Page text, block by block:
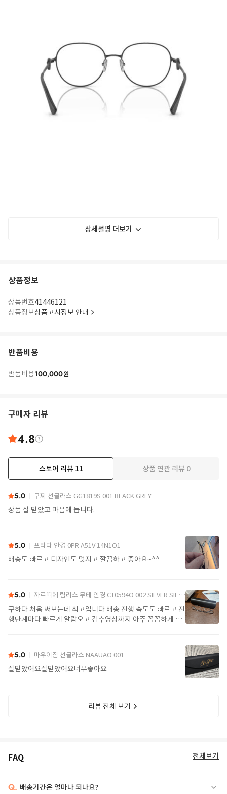
상세설명 더보기
상품정보
상품번호41446121
상품정보상품고시정보 안내
반품비용
반품비용100,000원
구매자 리뷰
4.8
스토어 리뷰 11 상품 연관 리뷰 0
5.0 구찌 선글라스 GG1819S 001 BLACK GREY
상품 잘 받았고 마음에 듭니다.
5.0 프라다 안경 0PR A51V 14N1O1
배송도 빠르고 디자인도 멋지고 깔끔하고 좋아요~^^
5.0 까르띠에 림리스 무테 안경 CT0594O 002 SILVER SILVER TRANSPARENT
구하다 처음 써보는데 최고입니다 배송 진행 속도도 빠르고 진
행단계마다 빠르게 알람오고 검수영상까지 아주 꼼꼼하게 찍
5.0 마우이짐 선글라스 NAAUAO 001
잘받았어요잘받았어요너무좋아요
리뷰 전체 보기
FAQ 전체보기
Q. 배송기간은 얼마나 되나요?